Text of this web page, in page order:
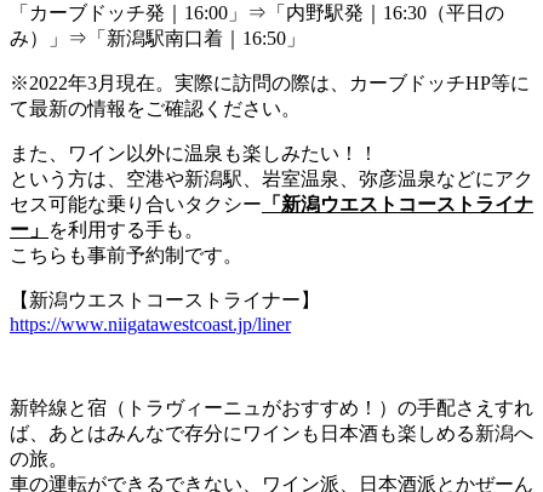
「カーブドッチ発｜16:00」⇒「内野駅発｜16:30（平日の
み）」⇒「新潟駅南口着｜16:50」
※2022年3月現在。実際に訪問の際は、カーブドッチHP等に
て最新の情報をご確認ください。
また、ワイン以外に温泉も楽しみたい！！
という方は、空港や新潟駅、岩室温泉、弥彦温泉などにアク
セス可能な乗り合いタクシー 「新潟ウエストコーストライナ
ー」 を利用する手も。
こちらも事前予約制です。
【新潟ウエストコーストライナー】
https://www.niigatawestcoast.jp/liner
新幹線と宿（トラヴィーニュがおすすめ！）の手配さえすれ
ば、あとはみんなで存分にワインも日本酒も楽しめる新潟へ
の旅。
車の運転ができるできない、ワイン派、日本酒派とかぜーん